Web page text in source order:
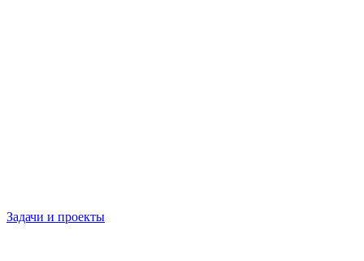
Задачи и проекты